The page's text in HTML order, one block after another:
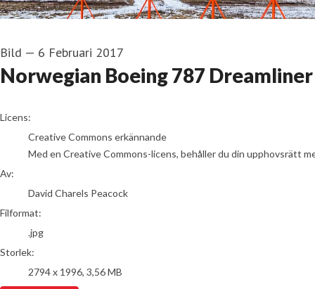
Bild — 6 Februari 2017
Norwegian Boeing 787 Dreamliner
David Charels Peacock
Licens:
Creative Commons erkännande
Med en Creative Commons-licens, behåller du din upphovsrätt
Av:
David Charels Peacock
Filformat:
.jpg
Storlek:
2794 x 1996, 3,56 MB